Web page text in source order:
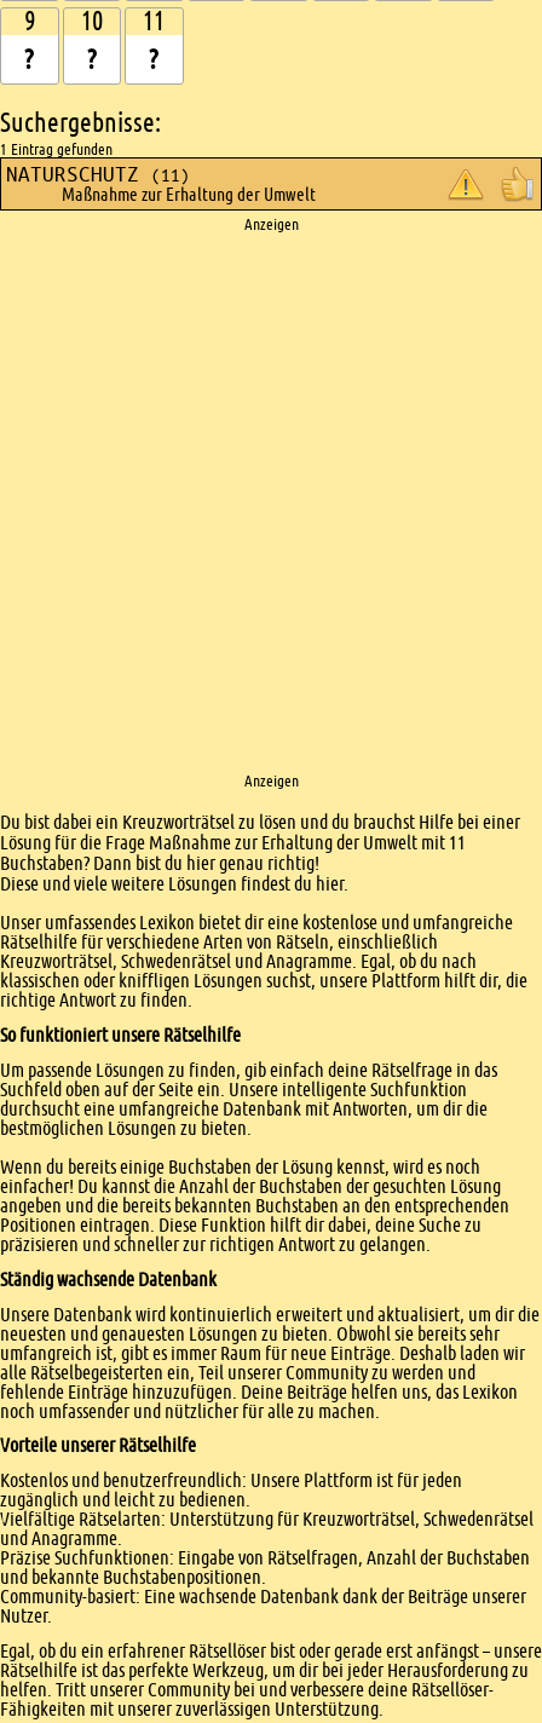
9 10 11
Suchergebnisse:
1 Eintrag gefunden
NATURSCHUTZ (11)
Maßnahme zur Erhaltung der Umwelt
Anzeigen
Anzeigen
Einleitung
Du bist dabei ein Kreuzworträtsel zu lösen und du brauchst Hilfe bei einer
Lösung für die Frage Maßnahme zur Erhaltung der Umwelt mit 11
Buchstaben? Dann bist du hier genau richtig!
Diese und viele weitere Lösungen findest du hier.
Unser umfassendes Lexikon bietet dir eine kostenlose und umfangreiche
Rätselhilfe für verschiedene Arten von Rätseln, einschließlich
Kreuzworträtsel, Schwedenrätsel und Anagramme. Egal, ob du nach
klassischen oder kniffligen Lösungen suchst, unsere Plattform hilft dir, die
richtige Antwort zu finden.
So funktioniert unsere Rätselhilfe
Um passende Lösungen zu finden, gib einfach deine Rätselfrage in das
Suchfeld oben auf der Seite ein. Unsere intelligente Suchfunktion
durchsucht eine umfangreiche Datenbank mit Antworten, um dir die
bestmöglichen Lösungen zu bieten.
Wenn du bereits einige Buchstaben der Lösung kennst, wird es noch
einfacher! Du kannst die Anzahl der Buchstaben der gesuchten Lösung
angeben und die bereits bekannten Buchstaben an den entsprechenden
Positionen eintragen. Diese Funktion hilft dir dabei, deine Suche zu
präzisieren und schneller zur richtigen Antwort zu gelangen.
Ständig wachsende Datenbank
Unsere Datenbank wird kontinuierlich erweitert und aktualisiert, um dir die
neuesten und genauesten Lösungen zu bieten. Obwohl sie bereits sehr
umfangreich ist, gibt es immer Raum für neue Einträge. Deshalb laden wir
alle Rätselbegeisterten ein, Teil unserer Community zu werden und
fehlende Einträge hinzuzufügen. Deine Beiträge helfen uns, das Lexikon
noch umfassender und nützlicher für alle zu machen.
Vorteile unserer Rätselhilfe
Kostenlos und benutzerfreundlich: Unsere Plattform ist für jeden
zugänglich und leicht zu bedienen.
Vielfältige Rätselarten: Unterstützung für Kreuzworträtsel, Schwedenrätsel
und Anagramme.
Präzise Suchfunktionen: Eingabe von Rätselfragen, Anzahl der Buchstaben
und bekannte Buchstabenpositionen.
Community-basiert: Eine wachsende Datenbank dank der Beiträge unserer
Nutzer.
Egal, ob du ein erfahrener Rätsellöser bist oder gerade erst anfängst – unsere
Rätselhilfe ist das perfekte Werkzeug, um dir bei jeder Herausforderung zu
helfen. Tritt unserer Community bei und verbessere deine Rätsellöser-
Fähigkeiten mit unserer zuverlässigen Unterstützung.